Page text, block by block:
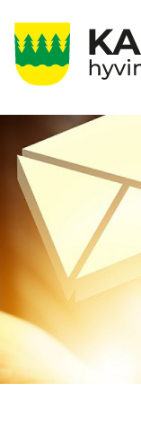
pääsisältöön
Sote
Menu
Asiakkaille